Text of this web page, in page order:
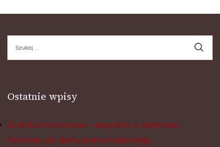
Ostatnie wpisy
Szamba betonowe – wszystko o wyborze i
montażu do domu jednorodzinnego